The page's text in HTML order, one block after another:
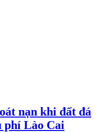
nạn khi đất đá
phí Lào Cai